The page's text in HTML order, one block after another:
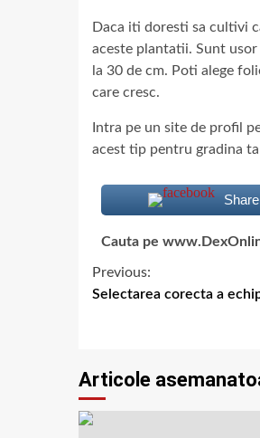
Daca iti doresti sa cultivi
aceste plantatii. Sunt
la 30 de cm. Poti alege
care cresc.
Intra pe un site de profil
acest tip pentru gradina
Cauta pe
Previous:
Selectarea corecta a
Articole